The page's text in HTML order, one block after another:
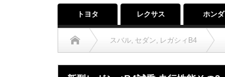
トヨタ レクサス ホンダ
スバル, セダン, レガシィB4